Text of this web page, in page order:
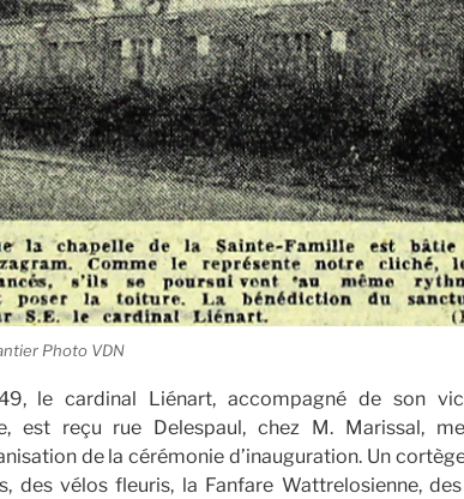
Photo VDN
le cardinal Liénart, accompagné de son
est reçu rue Delespaul, chez M. Marissal,
de la cérémonie d’inauguration. Un
des vélos fleuris, la Fanfare Wattrelosienne,